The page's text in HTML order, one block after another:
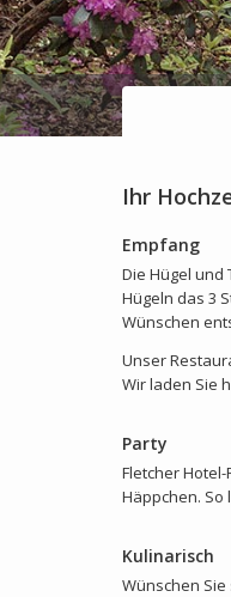
Ihr
Empfang
Die Hügel
Hügeln das 3
Wünschen
Unser
Wir laden Sie
Party
Fletcher
Häppchen. So
Kulinarisch
Wünschen